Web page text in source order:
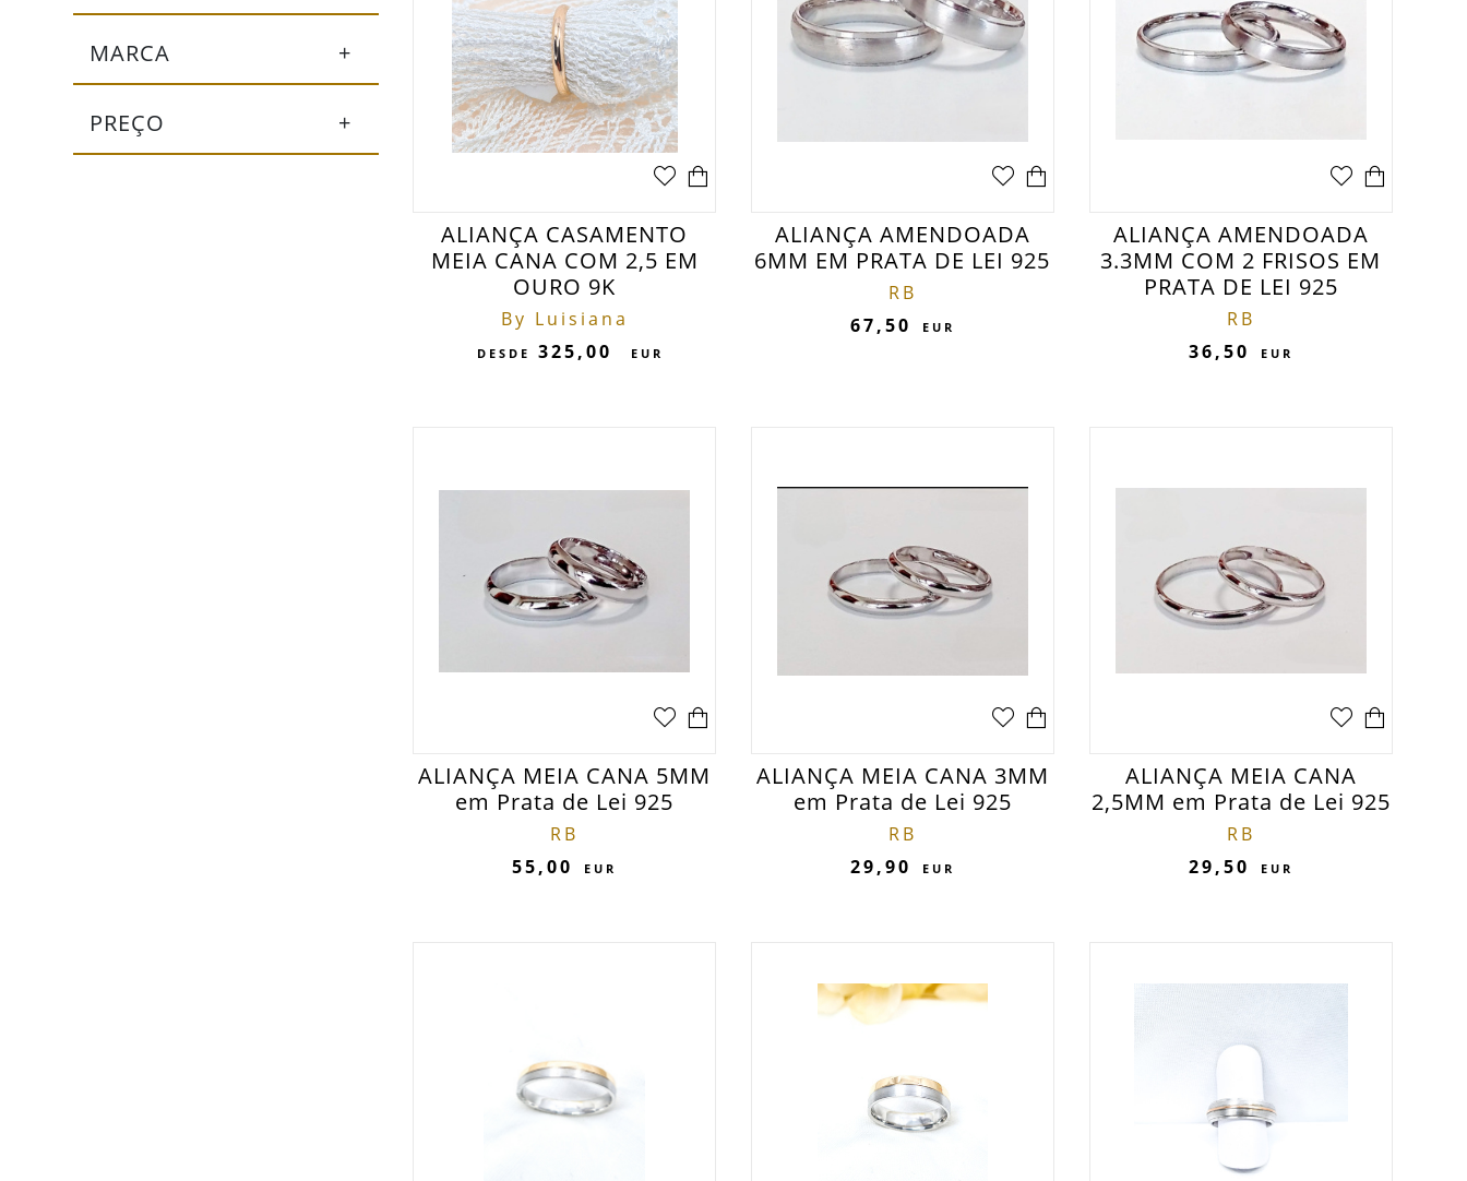
MARCA +
PREÇO +
ALIANÇA CASAMENTO
MEIA CANA COM 2,5 EM
OURO 9K
By Luisiana
DESDE 325,00 EUR
ALIANÇA AMENDOADA
6MM EM PRATA DE LEI 925
RB
67,50
EUR
ALIANÇA AMENDOADA
3.3MM COM 2 FRISOS EM
PRATA DE LEI 925
RB
36,50
EUR
ALIANÇA MEIA CANA 5MM
em Prata de Lei 925
RB
55,00
EUR
ALIANÇA MEIA CANA 3MM
em Prata de Lei 925
RB
29,90
EUR
ALIANÇA MEIA CANA
2,5MM em Prata de Lei 925
RB
29,50
EUR